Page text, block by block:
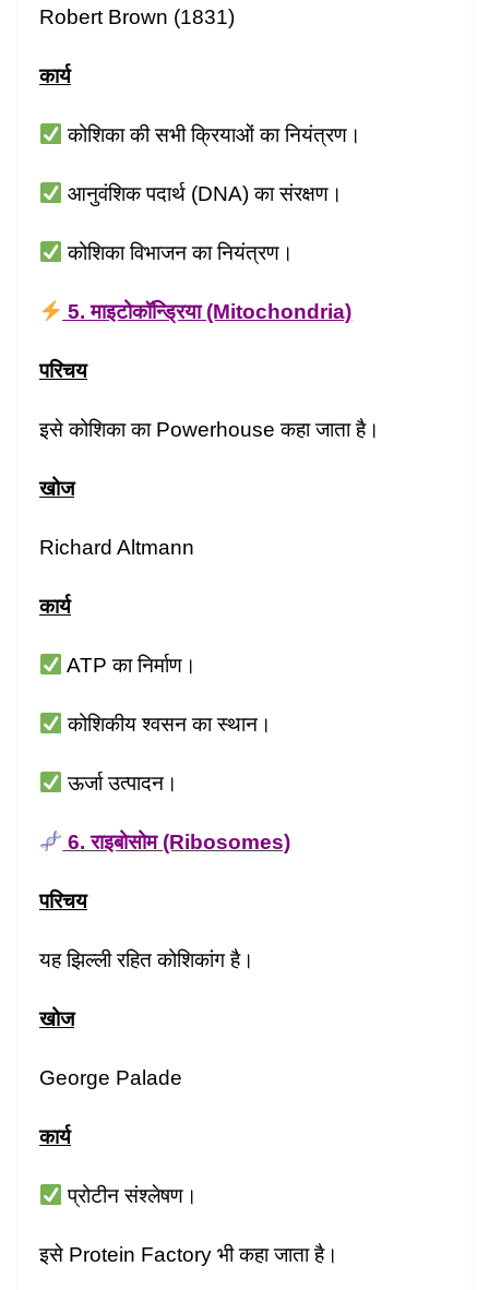
Robert Brown (1831)
कार्य
कोशिका की सभी क्रियाओं का नियंत्रण।
आनुवंशिक पदार्थ (DNA) का संरक्षण।
कोशिका विभाजन का नियंत्रण।
5. माइटोकॉन्ड्रिया (Mitochondria)
परिचय
इसे कोशिका का Powerhouse कहा जाता है।
खोज
Richard Altmann
कार्य
ATP का निर्माण।
कोशिकीय श्वसन का स्थान।
ऊर्जा उत्पादन।
6. राइबोसोम (Ribosomes)
परिचय
यह झिल्ली रहित कोशिकांग है।
खोज
George Palade
कार्य
प्रोटीन संश्लेषण।
इसे Protein Factory भी कहा जाता है।